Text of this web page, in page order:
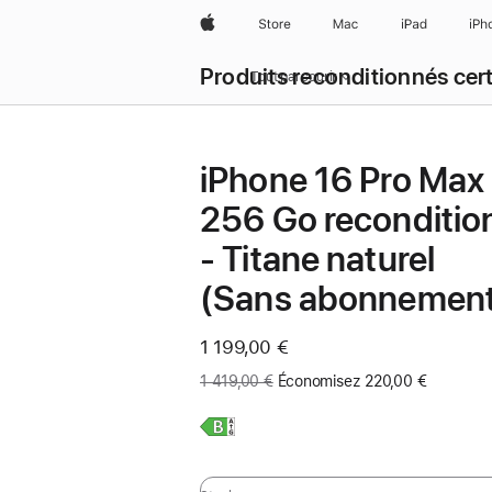
AppleStore Mac iPad
Produits reconditionnés
Tout parcourir
iPhone 16 Pro Max
256 Go
- Titane naturel
(Sans
Maintenant
1 199,00 €
Ancien
:
1 419,00 € Économisez 220,00 €
En
plus,